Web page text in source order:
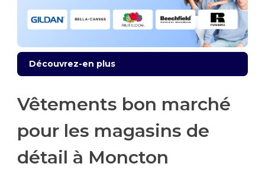
Découvrez-en plus
Vêtements bon marché
pour les magasins de
détail à Moncton